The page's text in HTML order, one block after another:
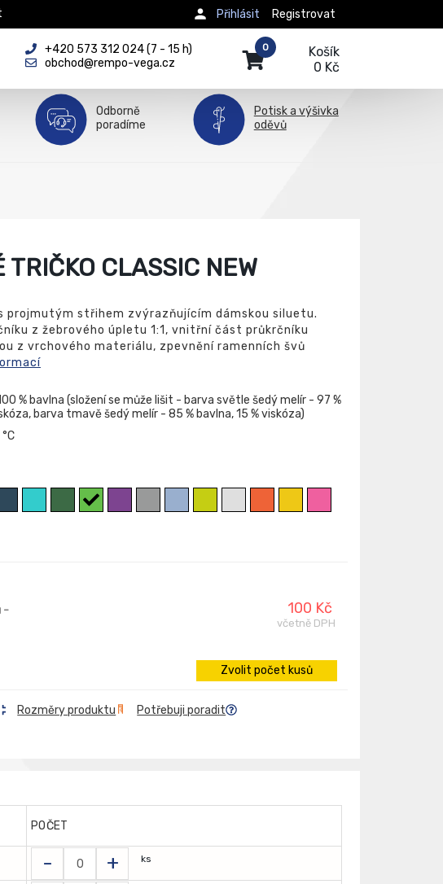
Registrovat
Přihlásit
+420 573 312 024 (7 - 15 h)
obchod@rempo-vega.cz
Košík
0 Kč
0
Odborně
poradíme
Potisk a výšivka
oděvů
TRIČKO CLASSIC NEW
projmutým střihem zvýrazňujícím dámskou siluetu.
z žebrového úpletu 1:1, vnitřní část průkrčníku
z vrchového materiálu, zpevnění ramenních švů
% bavlna (složení se může lišit - barva světle šedý melír - 97 %
barva tmavě šedý melír - 85 % bavlna, 15 % viskóza)
- 100 Kč
včetně DPH
Zvolit počet kusů
Rozměry produktu Potřebuji poradit
POČET
- + ks